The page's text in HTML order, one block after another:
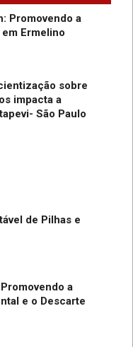
Promovendo a
Ermelino
sobre
impacta a
São Paulo
de Pilhas e
a
e o Descarte